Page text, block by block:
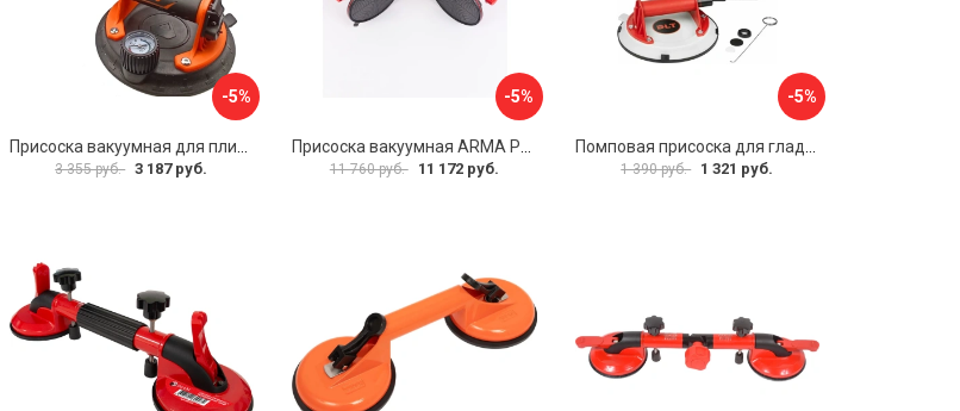
-5%
3 355 руб. 3 187 руб.
-5%
11 760 руб. 11 172 руб.
-5%
1 390 руб. 1 321 руб.